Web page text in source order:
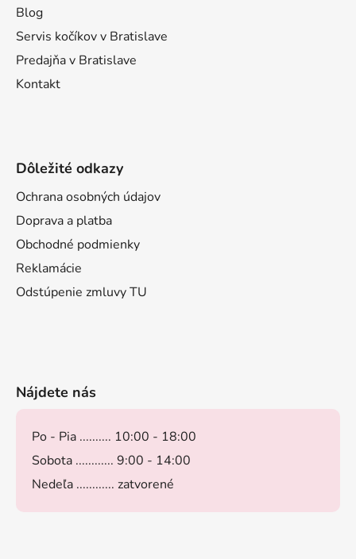
Blog
Servis kočíkov v Bratislave
Predajňa v Bratislave
Kontakt
Dôležité odkazy
Ochrana osobných údajov
Doprava a platba
Obchodné podmienky
Reklamácie
Odstúpenie zmluvy TU
Nájdete nás
Po - Pia .......... 10:00 - 18:00
Sobota ............ 9:00 - 14:00
Nedeľa ............ zatvorené